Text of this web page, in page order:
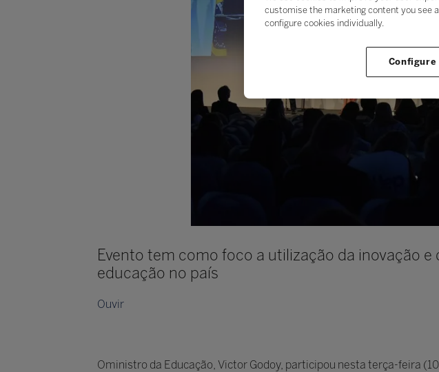
Evento tem como foco a utilização da inovação
educação no país
Ouvir
Oministro da Educação, Victor Godoy, participou nesta terça-feira
customise the marketing content you see
configure cookies individually.
Configure